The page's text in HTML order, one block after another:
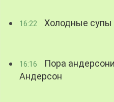
16:22 Холодные
16:16
Пора
Андерсон